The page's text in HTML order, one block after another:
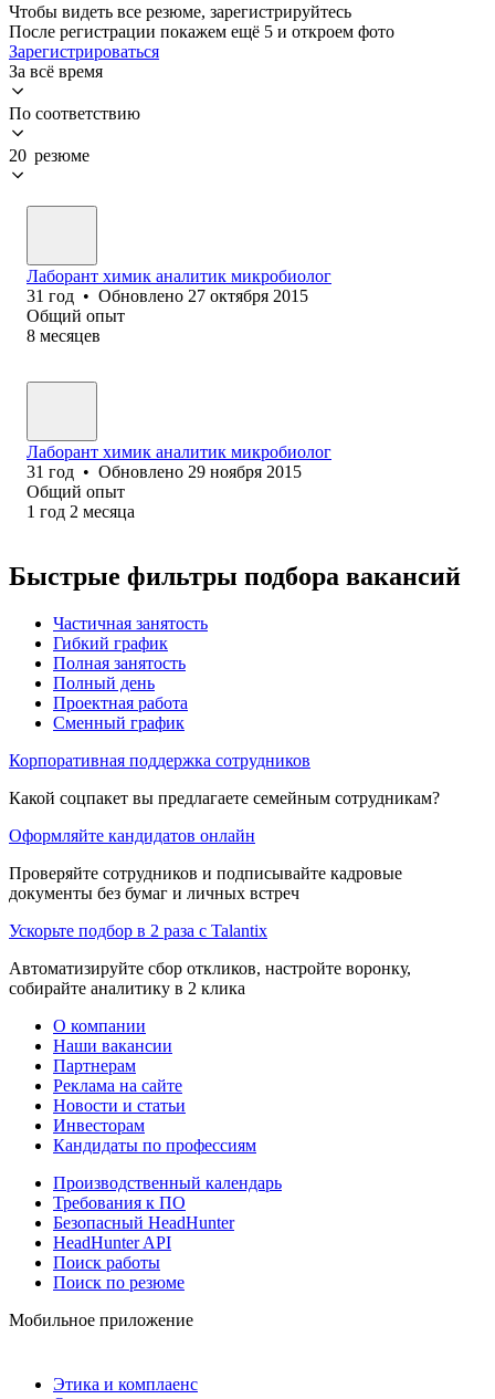
Чтобы видеть все резюме, зарегистрируйтесь
После регистрации покажем ещё 5 и откроем фото
Зарегистрироваться
За всё время
По соответствию
20 резюме
Лаборант химик аналитик микробиолог
31 год • Обновлено 27 октября 2015
Общий опыт
8 месяцев
Лаборант химик аналитик микробиолог
31 год • Обновлено 29 ноября 2015
Общий опыт
1 год 2 месяца
Быстрые фильтры подбора вакансий
Частичная занятость
Гибкий график
Полная занятость
Полный день
Проектная работа
Сменный график
Корпоративная поддержка сотрудников
Какой соцпакет вы предлагаете семейным сотрудникам?
Оформляйте кандидатов онлайн
Проверяйте сотрудников и подписывайте кадровые
документы без бумаг и личных встреч
Ускорьте подбор в 2 раза с Talantix
Автоматизируйте сбор откликов, настройте воронку,
собирайте аналитику в 2 клика
О компании
Наши вакансии
Партнерам
Реклама на сайте
Новости и статьи
Инвесторам
Кандидаты по профессиям
Производственный календарь
Требования к ПО
Безопасный HeadHunter
HeadHunter API
Поиск работы
Поиск по резюме
Мобильное приложение
Этика и комплаенс